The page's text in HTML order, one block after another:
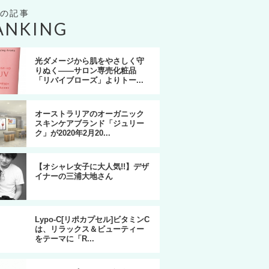
光ダメージから肌をやさしく守
りぬく――サロン専売化粧品
「リバイブローズ」よりトー...
オーストラリアのオーガニック
スキンケアブランド「ジュリー
ク」が2020年2月20...
【オシャレ女子に大人気!!】デザ
イナーの三浦大地さん
Lypo-C[リポカプセル]ビタミンC
は、リラックス＆ビューティー
をテーマに「R...